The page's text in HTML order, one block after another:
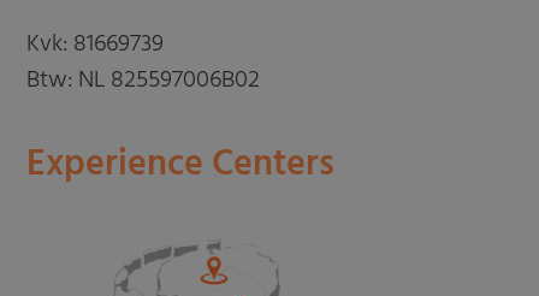
Kvk: 81669739
Btw: NL 825597006B02
Experience Centers